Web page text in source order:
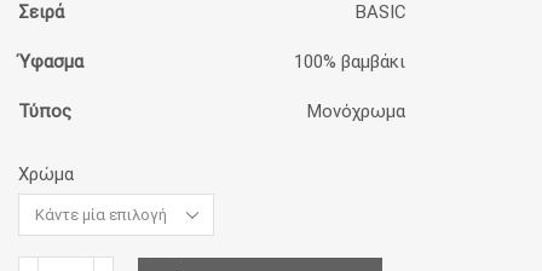
Σειρά BASIC
Ύφασμα 100% βαμβάκι
Τύπος Μονόχρωμα
Χρώμα